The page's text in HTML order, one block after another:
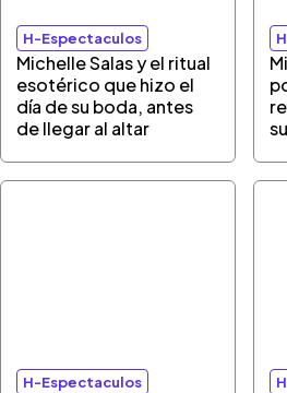
H-Espectaculos
Michelle Salas y el ritual
esotérico que hizo el
día de su boda, antes
de llegar al altar
H-Espectaculos